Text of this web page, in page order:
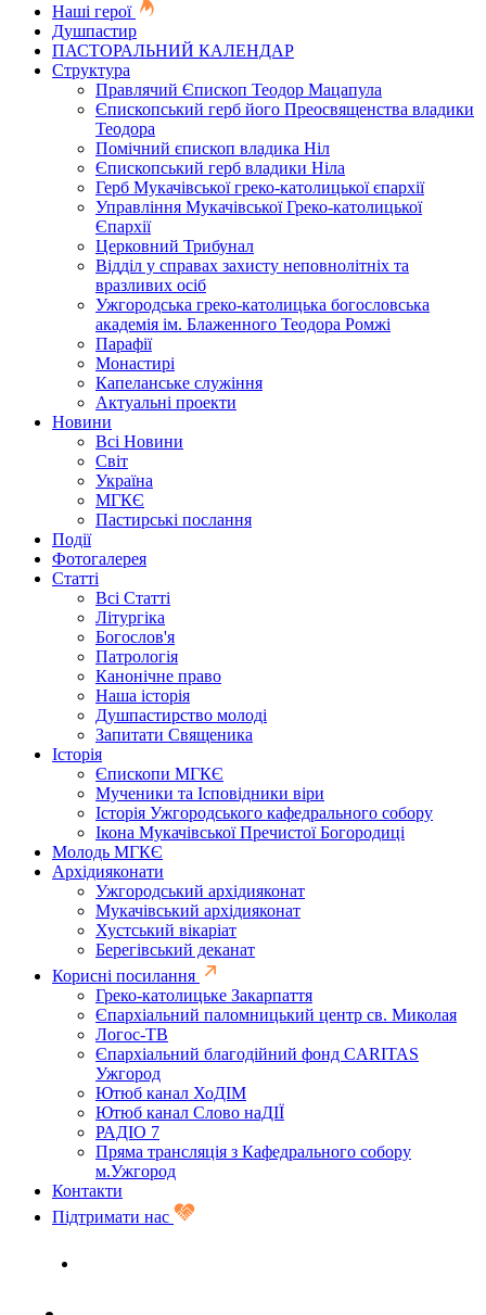
Наші герої
Душпастир
ПАСТОРАЛЬНИЙ КАЛЕНДАР
Структура
Правлячий Єпископ Теодор Мацапула
Єпископський герб його Преосвященства владики
Теодора
Помічний єпископ владика Ніл
Єпископський герб владики Ніла
Герб Мукачівської греко-католицької єпархії
Управління Мукачівської Греко-католицької
Єпархії
Церковний Трибунал
Відділ у справах захисту неповнолітніх та
вразливих осіб
Ужгородська греко-католицька богословська
академія ім. Блаженного Теодора Ромжі
Парафії
Монастирі
Капеланське служіння
Актуальні проекти
Новини
Всі Новини
Світ
Україна
МГКЄ
Пастирські послання
Події
Фотогалерея
Статті
Всі Статті
Літургіка
Богослов'я
Патрологія
Канонічне право
Наша історія
Душпастирство молоді
Запитати Священика
Історія
Єпископи МГКЄ
Мученики та Ісповідники віри
Історія Ужгородського кафедрального собору
Ікона Мукачівської Пречистої Богородиці
Молодь МГКЄ
Архідияконати
Ужгородський архідияконат
Мукачівський архідияконат
Хустський вікаріат
Берегівський деканат
Корисні посилання
Греко-католицьке Закарпаття
Єпархіальний паломницький центр св. Миколая
Логос-ТВ
Єпархіальний благодійний фонд CARITAS
Ужгород
Ютюб канал ХоДІМ
Ютюб канал Слово наДІЇ
РАДІО 7
Пряма трансляція з Кафедрального собору
м.Ужгород
Контакти
Підтримати нас